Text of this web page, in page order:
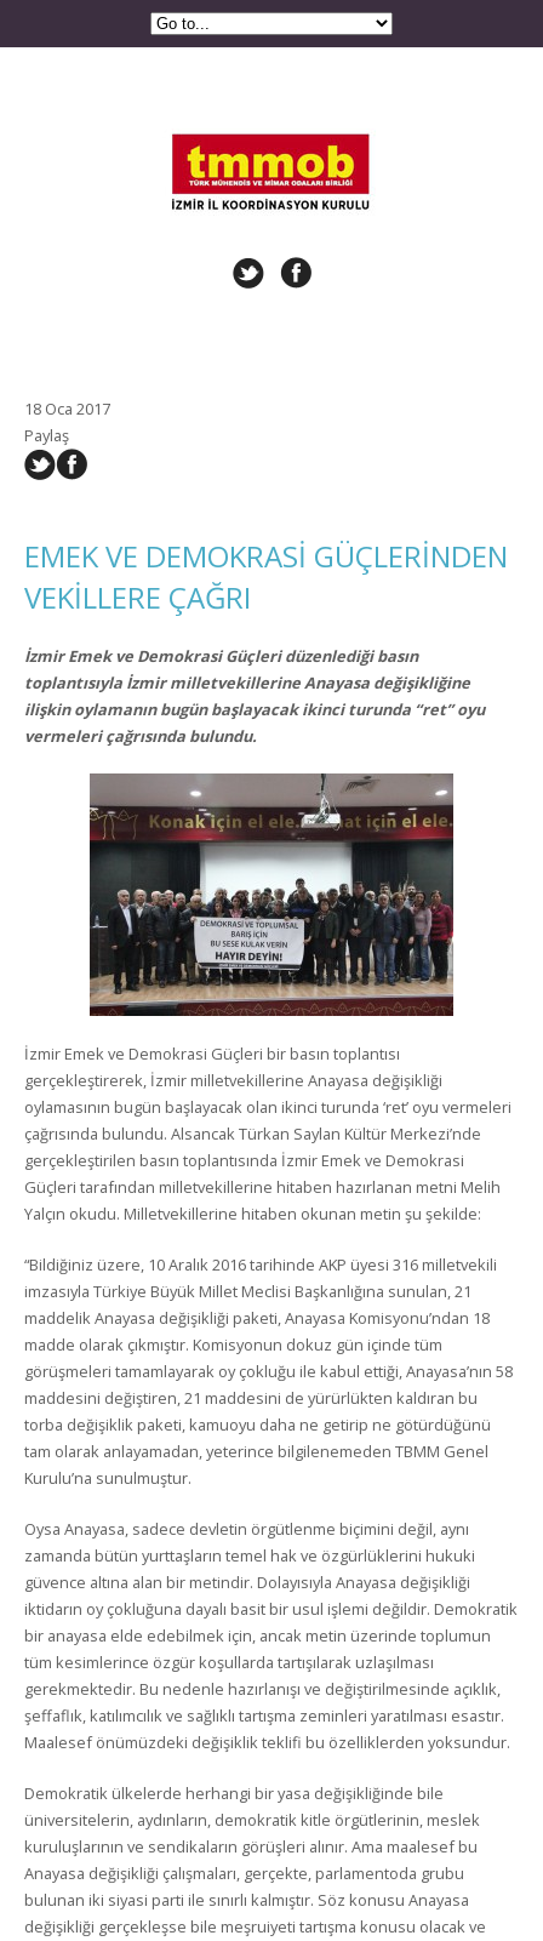
18 Oca 2017
Paylaş
EMEK VE DEMOKRASİ GÜÇLERİNDEN
VEKİLLERE ÇAĞRI
İzmir Emek ve Demokrasi Güçleri düzenlediği basın
toplantısıyla İzmir milletvekillerine Anayasa değişikliğine
ilişkin oylamanın bugün başlayacak ikinci turunda “ret” oyu
vermeleri çağrısında bulundu.
İzmir Emek ve Demokrasi Güçleri bir basın toplantısı
gerçekleştirerek, İzmir milletvekillerine Anayasa değişikliği
oylamasının bugün başlayacak olan ikinci turunda ‘ret’ oyu vermeleri
çağrısında bulundu. Alsancak Türkan Saylan Kültür Merkezi’nde
gerçekleştirilen basın toplantısında İzmir Emek ve Demokrasi
Güçleri tarafından milletvekillerine hitaben hazırlanan metni Melih
Yalçın okudu. Milletvekillerine hitaben okunan metin şu şekilde:
“Bildiğiniz üzere, 10 Aralık 2016 tarihinde AKP üyesi 316 milletvekili
imzasıyla Türkiye Büyük Millet Meclisi Başkanlığına sunulan, 21
maddelik Anayasa değişikliği paketi, Anayasa Komisyonu’ndan 18
madde olarak çıkmıştır. Komisyonun dokuz gün içinde tüm
görüşmeleri tamamlayarak oy çokluğu ile kabul ettiği, Anayasa’nın 58
maddesini değiştiren, 21 maddesini de yürürlükten kaldıran bu
torba değişiklik paketi, kamuoyu daha ne getirip ne götürdüğünü
tam olarak anlayamadan, yeterince bilgilenemeden TBMM Genel
Kurulu’na sunulmuştur.
Oysa Anayasa, sadece devletin örgütlenme biçimini değil, aynı
zamanda bütün yurttaşların temel hak ve özgürlüklerini hukuki
güvence altına alan bir metindir. Dolayısıyla Anayasa değişikliği
iktidarın oy çokluğuna dayalı basit bir usul işlemi değildir. Demokratik
bir anayasa elde edebilmek için, ancak metin üzerinde toplumun
tüm kesimlerince özgür koşullarda tartışılarak uzlaşılması
gerekmektedir. Bu nedenle hazırlanışı ve değiştirilmesinde açıklık,
şeffaflık, katılımcılık ve sağlıklı tartışma zeminleri yaratılması esastır.
Maalesef önümüzdeki değişiklik teklifi bu özelliklerden yoksundur.
Demokratik ülkelerde herhangi bir yasa değişikliğinde bile
üniversitelerin, aydınların, demokratik kitle örgütlerinin, meslek
kuruluşlarının ve sendikaların görüşleri alınır. Ama maalesef bu
Anayasa değişikliği çalışmaları, gerçekte, parlamentoda grubu
bulunan iki siyasi parti ile sınırlı kalmıştır. Söz konusu Anayasa
değişikliği gerçekleşse bile meşruiyeti tartışma konusu olacak ve